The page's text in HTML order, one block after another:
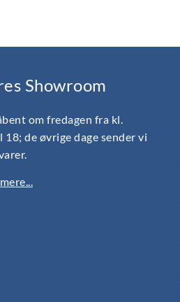
Showroom
om fredagen fra kl.
18; de øvrige dage sender vi